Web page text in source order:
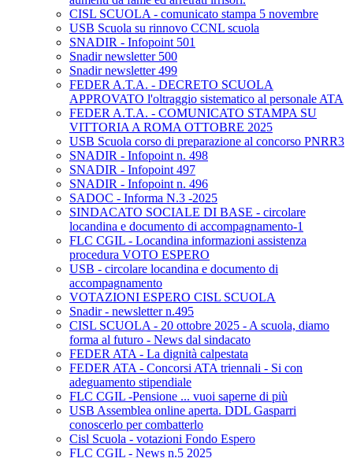
CISL SCUOLA - comunicato stampa 5 novembre
USB Scuola su rinnovo CCNL scuola
SNADIR - Infopoint 501
Snadir newsletter 500
Snadir newsletter 499
FEDER A.T.A. - DECRETO SCUOLA
APPROVATO l'oltraggio sistematico al personale ATA
FEDER A.T.A. - COMUNICATO STAMPA SU
VITTORIA A ROMA OTTOBRE 2025
USB Scuola corso di preparazione al concorso PNRR3
SNADIR - Infopoint n. 498
SNADIR - Infopoint 497
SNADIR - Infopoint n. 496
SADOC - Informa N.3 -2025
SINDACATO SOCIALE DI BASE - circolare
locandina e documento di accompagnamento-1
FLC CGIL - Locandina informazioni assistenza
procedura VOTO ESPERO
USB - circolare locandina e documento di
accompagnamento
VOTAZIONI ESPERO CISL SCUOLA
Snadir - newsletter n.495
CISL SCUOLA - 20 ottobre 2025 - A scuola, diamo
forma al futuro - News dal sindacato
FEDER ATA - La dignità calpestata
FEDER ATA - Concorsi ATA triennali - Si con
adeguamento stipendiale
FLC CGIL -Pensione ... vuoi saperne di più
USB Assemblea online aperta. DDL Gasparri
conoscerlo per combatterlo
Cisl Scuola - votazioni Fondo Espero
FLC CGIL - News n.5 2025